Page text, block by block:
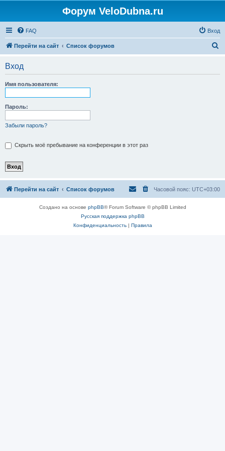
Форум VeloDubna.ru
FAQ Вход
Перейти на сайт Список форумов
Вход
Имя пользователя:
Пароль:
Забыли пароль?
Скрыть моё пребывание на конференции в этот раз
Перейти на сайт Список форумов Часовой пояс: UTC+03:00
Создано на основе phpBB® Forum Software © phpBB Limited
Русская поддержка phpBB
Конфиденциальность| Правила